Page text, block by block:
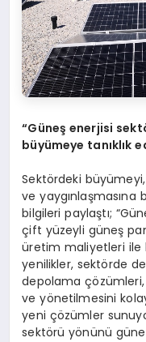
“Güneş enerjisi sekt
büyümeye tanıklık
Sektördeki
ve yaygınlaşmasına
bilgileri paylaştı;
çift yüzeyli güneş
üretim maliyetleri ile
yenilikler, sektörde
depolama çözümleri,
ve yönetilmesini
yeni çözümler
sektörü yönünü